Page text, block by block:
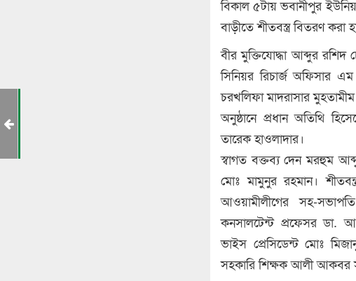
বিকাল ৫টায় ভবানীপুর
বাড়ীতে শীতবস্ত্র বিতরণ করা
বীর মুক্তিযোদ্ধা আব্দুর রশিদ
সিনিয়র রিচার্জ অফিসার
চরখলিফা মাদরাসার
অনুষ্ঠানে প্রধান অতিথি
তারেক হাওলাদার।
স্বাগত বক্তব্য দেন মরহুম
মোঃ মামুনুর রহমান।
আওয়ামীলীগের সহ-
কনসালটেন্ট প্রফেসর ডা.
ভাইস প্রেসিডেন্ট মোঃ
সহকারি শিক্ষক আলী আকবর